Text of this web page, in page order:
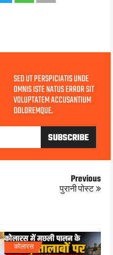
SED UT PERSPICIATIS UNDE
OMNIS ISTE NATUS ERROR SIT
VOLUPTATEM ACCUSANTIUM
DOLOREMQUE.
Previous
पुरानी पोस्ट
कोलारस